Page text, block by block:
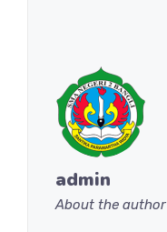
admin
About the author